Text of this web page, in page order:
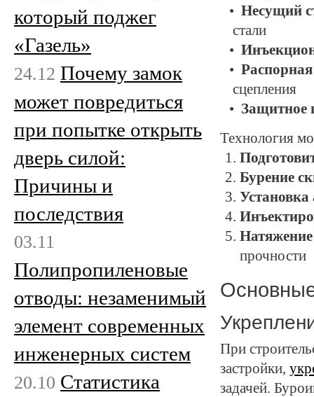
Несущий
стали
сцепления
Защитное
Технология
Бурение
Установка
прочности
При
застройки,
задачей.
который поджег
«Газель»
24.12 Почему замок
может повредиться
при попытке открыть
дверь силой:
Причины и
последствия
03.11
Полипропиленовые
отводы: незаменимый
элемент современных
инженерных систем
20.10 Статистика